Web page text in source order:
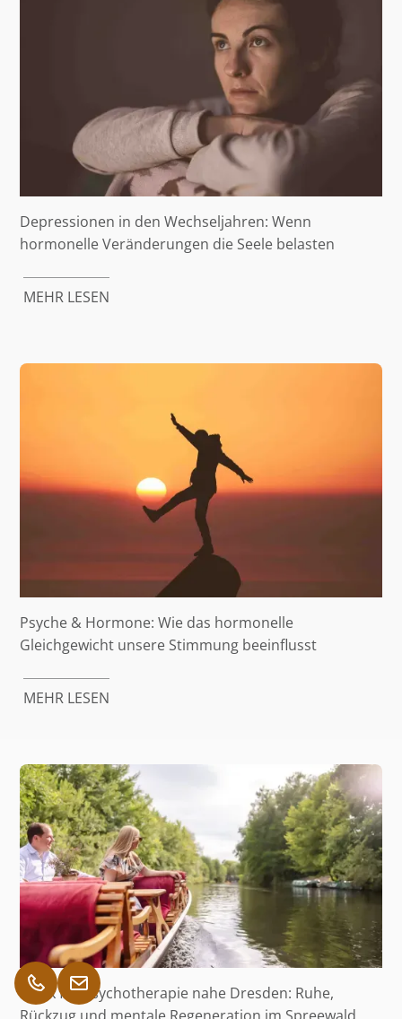
Depressionen in den Wechseljahren: Wenn
hormonelle Veränderungen die Seele belasten
MEHR LESEN
Psyche & Hormone: Wie das hormonelle
Gleichgewicht unsere Stimmung beeinflusst
MEHR LESEN
Klinik für Psychotherapie nahe Dresden: Ruhe,
Rückzug und mentale Regeneration im Spreewald